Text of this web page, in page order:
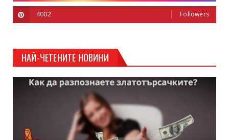
4002 Followers
НАЙ-ЧЕТЕНИТЕ НОВИНИ